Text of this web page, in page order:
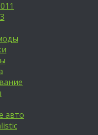
авто